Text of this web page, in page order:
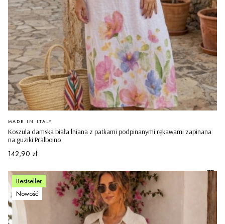
Koszula damska biała lniana z patkami podpinanymi rękawami zapinana
na guziki Pralboino
PRODUCENT
MADE IN ITALY
Cena
142,90 zł
Bestseller
Nowość